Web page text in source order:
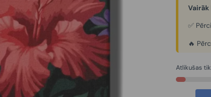
✅
🔥
Atlikušas